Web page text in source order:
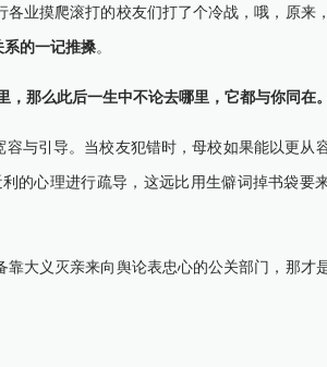
业摸爬滚打的校友们打了个冷战，哦，原来
的一记推搡。
，那么此后一生中不论去哪里，它都与你同在
与引导。当校友犯错时，母校如果能以更从
的心理进行疏导，这远比用生僻词掉书袋要
大义灭亲来向舆论表忠心的公关部门，那才